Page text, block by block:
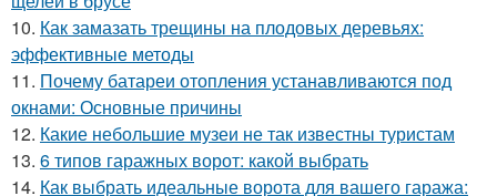
10. Как замазать трещины на плодовых деревьях:
эффективные методы
11. Почему батареи отопления устанавливаются под
окнами: Основные причины
12. Какие небольшие музеи не так известны туристам
13. 6 типов гаражных ворот: какой выбрать
14. Как выбрать идеальные ворота для вашего гаража: